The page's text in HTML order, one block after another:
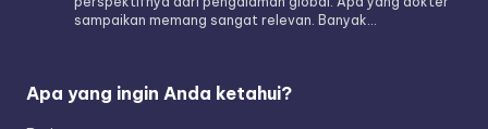
sampaikan memang sangat relevan. Banyak…
Apa yang ingin Anda ketahui?